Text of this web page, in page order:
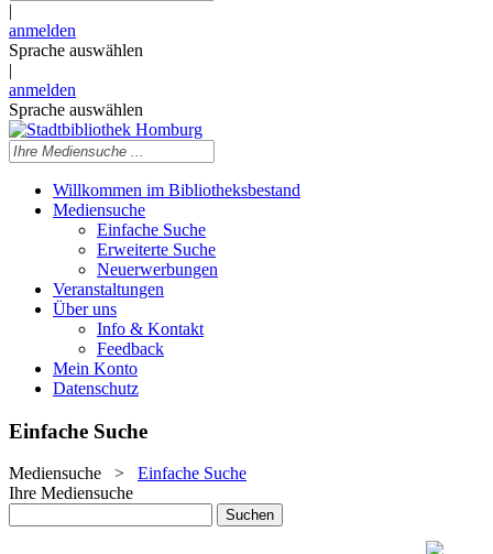
|
anmelden
Sprache auswählen
|
anmelden
Sprache auswählen
Willkommen im Bibliotheksbestand
Mediensuche
Einfache Suche
Erweiterte Suche
Neuerwerbungen
Veranstaltungen
Über uns
Info & Kontakt
Feedback
Mein Konto
Datenschutz
Einfache Suche
Mediensuche > Einfache Suche
Ihre Mediensuche